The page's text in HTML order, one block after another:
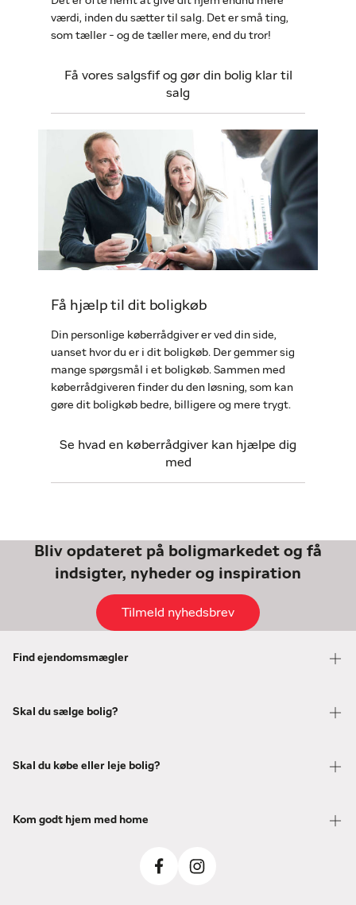
værdi, inden du sætter til salg. Det er små ting,
som tæller - og de tæller mere, end du tror!
Få vores salgsfif og gør din bolig klar til
salg
Få hjælp til dit boligkøb
Din personlige køberrådgiver er ved din side,
uanset hvor du er i dit boligkøb. Der gemmer sig
mange spørgsmål i et boligkøb. Sammen med
køberrådgiveren finder du den løsning, som kan
gøre dit boligkøb bedre, billigere og mere trygt.
Se hvad en køberrådgiver kan hjælpe dig
med
Bliv opdateret på boligmarkedet og få
indsigter, nyheder og inspiration
Tilmeld nyhedsbrev
Find ejendomsmægler
Skal du sælge bolig?
Skal du købe eller leje bolig?
Kom godt hjem med home